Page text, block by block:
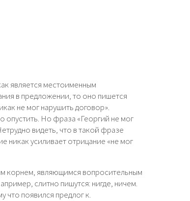
является местоименным
в предложении, то оно пишется
не мог нарушить договор».
Но фраза «Георгий не мог
видеть, что в такой фразе
никак усиливает отрицание «не мог
корнем, являющимся вопросительным
слитно пишутся: нигде, ничем.
что появился предлог к.